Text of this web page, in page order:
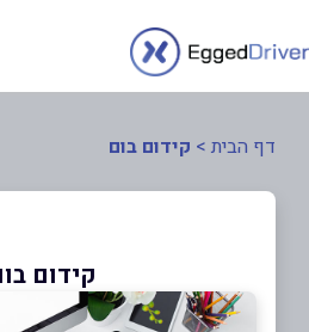
דף הבית > קידום בום
קידום